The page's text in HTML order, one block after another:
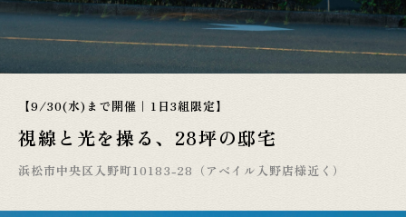
【9/30(水)まで開催｜1日3組限定】
視線と光を操る、28坪の邸宅
浜松市中央区入野町10183-28（アベイル入野店様近く）